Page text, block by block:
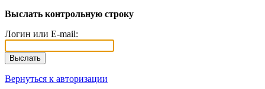
Выслать контрольную строку
Логин или E-mail:
Выслать
Вернуться к авторизации